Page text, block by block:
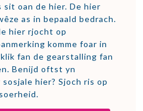
oan de hier. De hier
as in bepaald bedrach.
hier rjocht op
komme foar in
fan de gearstalling fan
Benijd oftst yn
hier? Sjoch ris op